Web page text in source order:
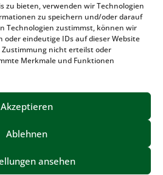
zu bieten, verwenden wir Technologien
zu speichern und/oder darauf
Technologien zustimmst, können wir
oder eindeutige IDs auf dieser Website
nicht erteilst oder
Merkmale und Funktionen
Akzeptieren
Ablehnen
ansehen
Sozialbank
3702 0500 0001 5520 00
IMPRESSUM